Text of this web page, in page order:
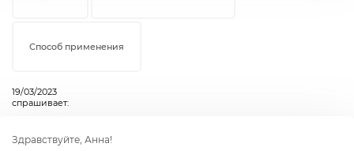
Способ применения
19/03/2023
спрашивает:
Здравствуйте, Анна!